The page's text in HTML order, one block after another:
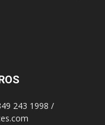
243 1998 /